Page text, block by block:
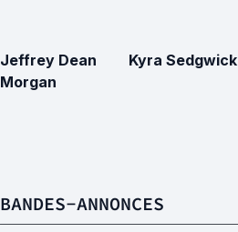
Jeffrey Dean
Morgan
Kyra Sedgwick
BANDES-ANNONCES